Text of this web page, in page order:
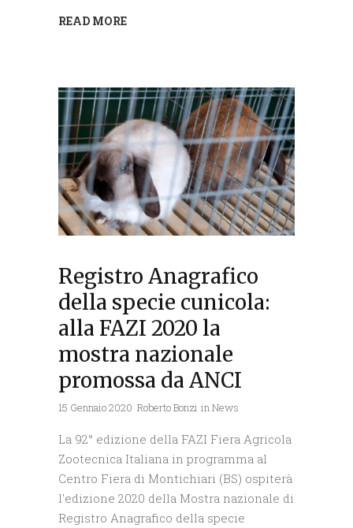
READ MORE
Registro Anagrafico
della specie cunicola:
alla FAZI 2020 la
mostra nazionale
promossa da ANCI
15 Gennaio 2020 Roberto Bonzi inNews
La 92° edizione della FAZI Fiera Agricola
Zootecnica Italiana in programma al
Centro Fiera di Montichiari (BS) ospiterà
l'edizione 2020 della Mostra nazionale di
Registro Anagrafico della specie